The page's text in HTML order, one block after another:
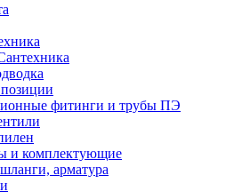
фитинги и трубы ПЭ
и комплектующие
арматура